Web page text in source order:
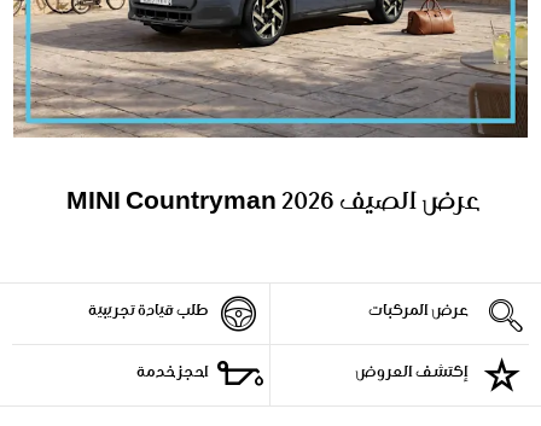
عرض الصيف MINI Countryman 2026
عرض المركبات طلب قيادة تجريبية
إكتشف العروض احجز خدمة